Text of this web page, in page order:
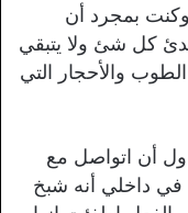
وكنت بمجرد أن
كل شئ ولا يتبقي
والأحجار التي
أن اتواصل مع
في داخلي أنه شبخ